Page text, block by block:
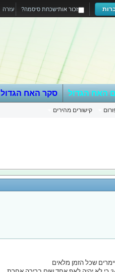
עזרה זכור אותישכחת סיסמה?
קישורים מהירים
האח הגדול סקר האח הגדול